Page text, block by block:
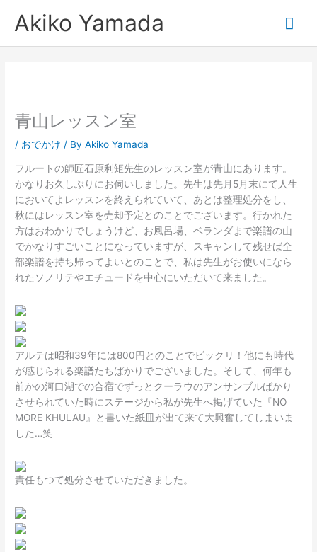
Akiko Yamada
メ
イ
ュ
ー
青山レッスン室
/ おでかけ / ByAkiko Yamada
フルートの師匠石原利矩先生のレッスン室が青山にあります。
かなりお久しぶりにお伺いしました。先生は先月5月末にて人生
においてよレッスンを終えられていて、あとは整理処分をし、
秋にはレッスン室を売却予定とのことでございます。行かれた
方はおわかりでしょうけど、お風呂場、ベランダまで楽譜の山
でかなりすごいことになっていますが、スキャンして残せば全
部楽譜を持ち帰ってよいとのことで、私は先生がお使いになら
れたソノリテやエチュードを中心にいただいて来ました。
アルテは昭和39年には800円とのことでビックリ！他にも時代
が感じられる楽譜たちばかりでございました。そして、何年も
前かの河口湖での合宿でずっとクーラウのアンサンブルばかり
させられていた時にステージから私が先生へ掲げていた『NO
MORE KHULAU』と書いた紙皿が出て来て大興奮してしまいま
した…笑
責任もつて処分させていただきました。